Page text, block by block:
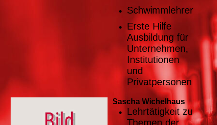
Schwimmlehrer
Erste Hilfe
Ausbildung für
Unternehmen,
Institutionen
und
Privatpersonen
Sascha Wichelhaus
Lehrtätigkeit zu
Themen der